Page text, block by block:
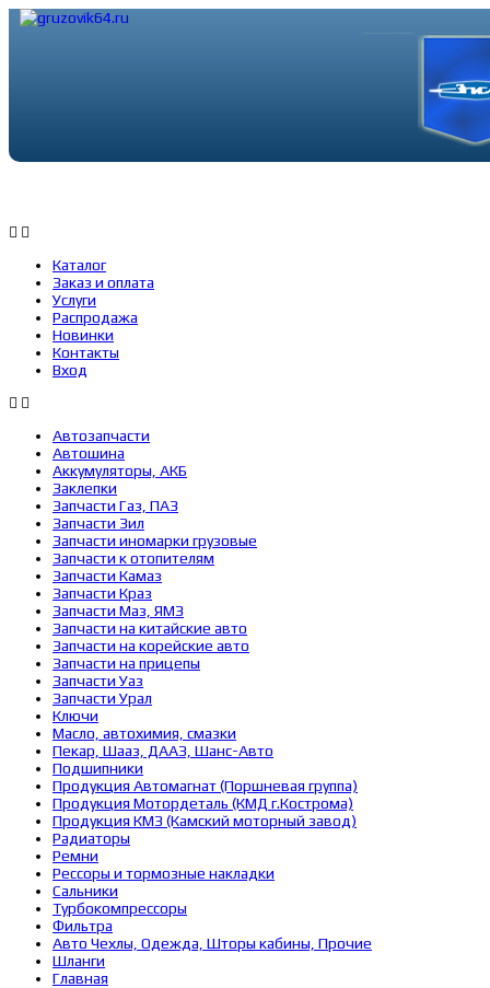
Каталог
Заказ и оплата
Услуги
Распродажа
Новинки
Контакты
Вход
Автозапчасти
Автошина
Аккумуляторы, АКБ
Заклепки
Запчасти Газ, ПАЗ
Запчасти Зил
Запчасти иномарки грузовые
Запчасти к отопителям
Запчасти Камаз
Запчасти Краз
Запчасти Маз, ЯМЗ
Запчасти на китайские авто
Запчасти на корейские авто
Запчасти на прицепы
Запчасти Уаз
Запчасти Урал
Ключи
Масло, автохимия, смазки
Пекар, Шааз, ДААЗ, Шанс-Авто
Подшипники
Продукция Автомагнат (Поршневая группа)
Продукция Мотордеталь (КМД г.Кострома)
Продукция КМЗ (Камский моторный завод)
Радиаторы
Ремни
Рессоры и тормозные накладки
Сальники
Турбокомпрессоры
Фильтра
Авто Чехлы, Одежда, Шторы кабины, Прочие
Шланги
Главная